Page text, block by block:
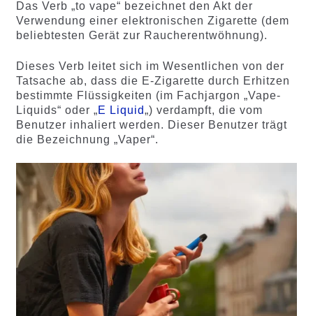
Das Verb „to vape“ bezeichnet den Akt der
Verwendung einer elektronischen Zigarette (dem
beliebtesten Gerät zur Raucherentwöhnung).
Dieses Verb leitet sich im Wesentlichen von der
Tatsache ab, dass die E-Zigarette durch Erhitzen
bestimmte Flüssigkeiten (im Fachjargon „Vape-
Liquids“ oder „E Liquid„) verdampft, die vom
Benutzer inhaliert werden. Dieser Benutzer trägt
die Bezeichnung „Vaper“.